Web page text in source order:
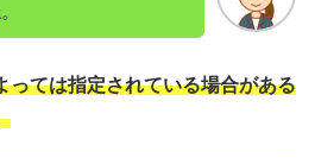
っては指定されている場合がある